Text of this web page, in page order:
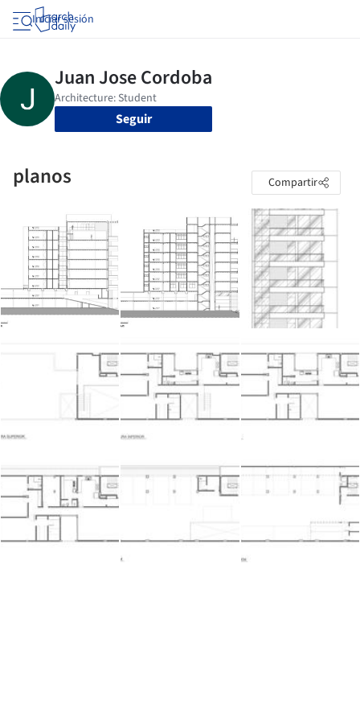
Iniciar sesión
Seguir
planos Compartir